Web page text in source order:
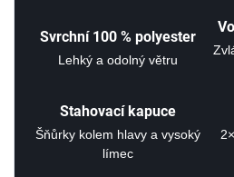
Svrchní 100 % polyester
Lehký a odolný větru
Stahovací kapuce
Šňůrky kolem hlavy a vysoký
límec